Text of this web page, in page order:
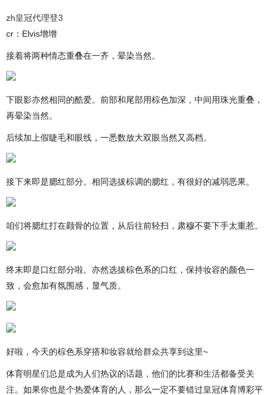
zh皇冠代理登3
cr：Elvis增增
接着将两种情态重叠在一齐，晕染当然。
下眼影亦然相同的酷爱。前部和尾部用棕色加深，中间用珠光重叠，
再晕染当然。
后续加上假睫毛和眼线，一悉数放大双眼当然又高档。
接下来即是腮红部分。相同选拔棕调的腮红，有很好的减弱恶果。
咱们将腮红打在颧骨的位置，从后往前轻扫，肃穆不要下手太重惹。
终末即是口红部分啦。亦然选拔棕色系的口红，保持妆容的颜色一
致，会愈加有氛围感，显气质。
好啦，今天的棕色系穿搭和妆容就给群众共享到这里~
体育明星们总是成为人们热议的话题，他们的比赛和生活都备受关
注。如果你也是个热爱体育的人，那么一定不要错过皇冠体育博彩平